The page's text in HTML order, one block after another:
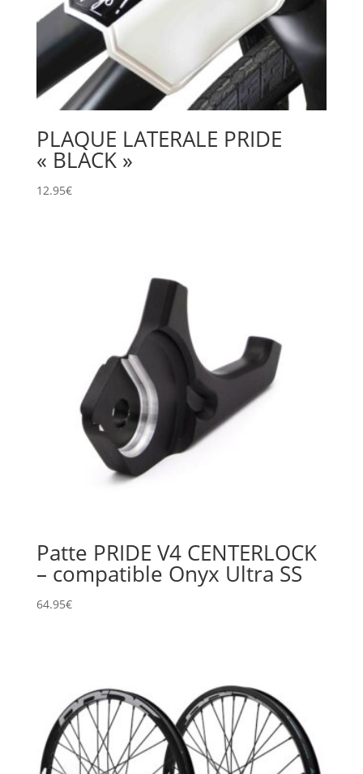
PLAQUE LATERALE PRIDE
« BLACK »
12.95€
Patte PRIDE V4 CENTERLOCK
– compatible Onyx Ultra SS
64.95€